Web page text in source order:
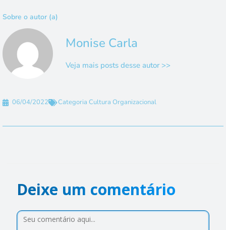
Sobre o autor (a)
Monise Carla
Veja mais posts desse autor >>
06/04/2022 Categoria Cultura Organizacional
Deixe um comentário